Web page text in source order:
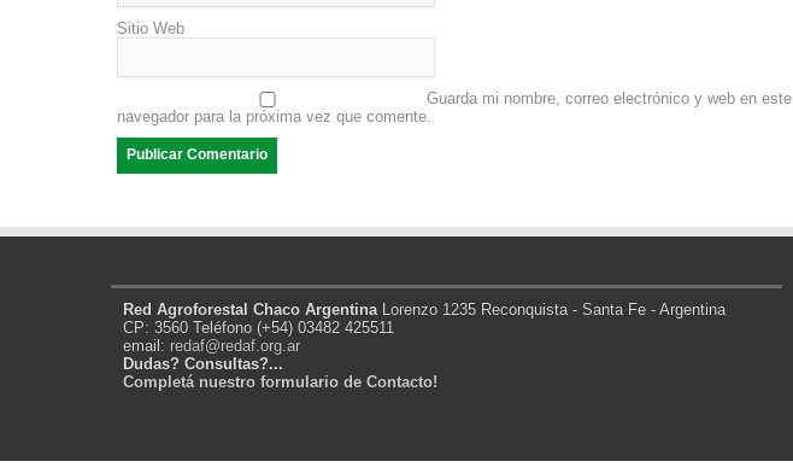
Sitio Web
Guarda mi nombre, correo electrónico y web en este
navegador para la próxima vez que comente.
Red Agroforestal Chaco Argentina Lorenzo 1235 Reconquista - Santa Fe - Argentina
CP: 3560 Teléfono (+54) 03482 425511
email: redaf@redaf.org.ar
Dudas? Consultas?...
Completá nuestro formulario de Contacto!